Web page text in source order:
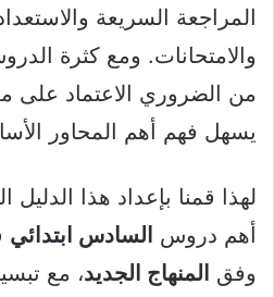
المراجعة السريعة
والامتحانات. ومع كثرة
من الضروري الاعتماد
يسهل فهم أهم المحاور
لهذا قمنا بإعداد هذا
أهم دروس السادس ابتدائي
وفق المنهاج الجديد، مع